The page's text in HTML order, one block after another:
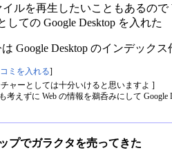
ルを再生したいこともあるので
しての Google Desktop を入れた
Google Desktop のインデックス
ミを入れる]
ャーとしては十分いけると思いますよ ]
考えずに Web の情報を鵜呑みにして Google
プでガラクタを売ってきた